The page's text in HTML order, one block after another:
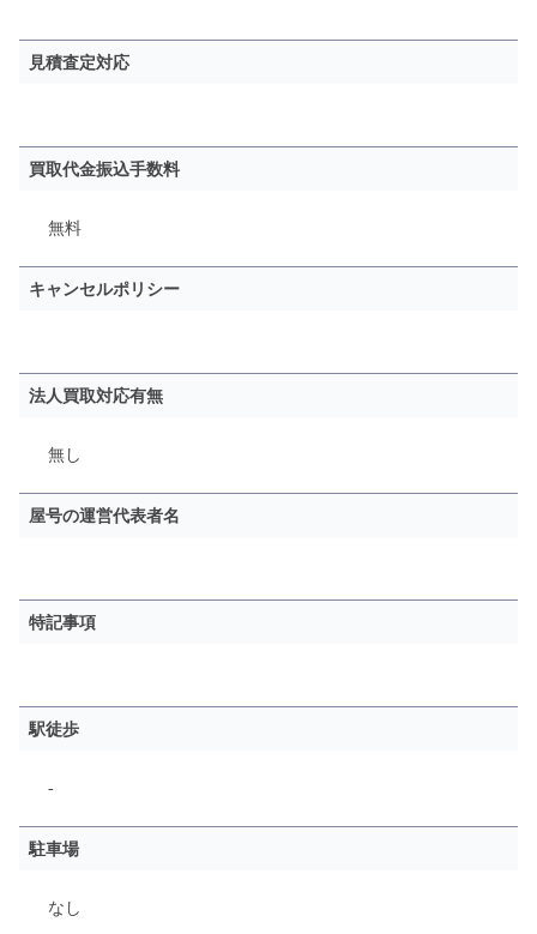
見積査定対応
買取代金振込手数料
無料
キャンセルポリシー
法人買取対応有無
無し
屋号の運営代表者名
特記事項
駅徒歩
-
駐車場
なし